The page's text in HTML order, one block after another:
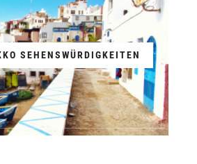
SEHENSWÜRDIGKEITEN